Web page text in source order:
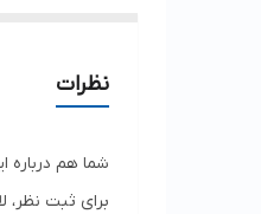
نظرات
شما هم درباره
برای ثبت نظر،